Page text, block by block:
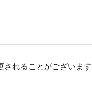
れることがございま